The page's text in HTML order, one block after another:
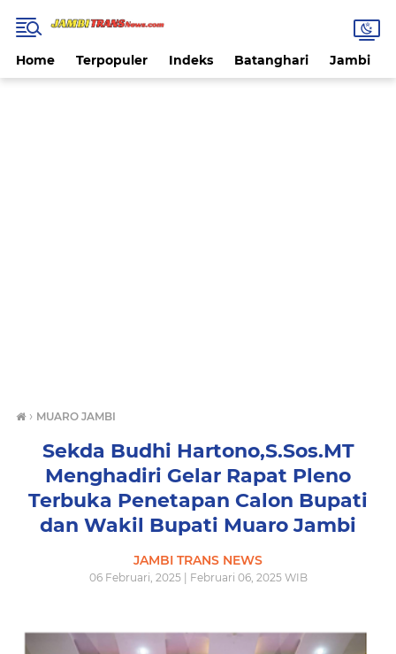
Home Terpopuler Indeks Batanghari Jambi
› MUARO JAMBI
Sekda Budhi Hartono,S.Sos.MT
Menghadiri Gelar Rapat Pleno
Terbuka Penetapan Calon Bupati
dan Wakil Bupati Muaro Jambi
JAMBI TRANS NEWS
06 Februari, 2025 | Februari 06, 2025 WIB